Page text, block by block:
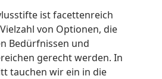
ist facettenreich
von Optionen, die
Bedürfnissen und
gerecht werden. In
tauchen wir ein in die